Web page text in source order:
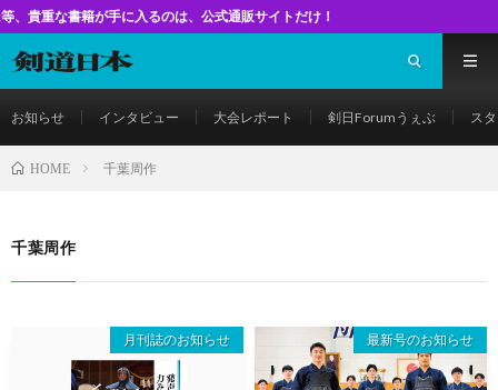
手に入るのは、公式通販サイトだけ！
お知らせ インタビュー 大会レポート 剣日Forumうぇぶ ス
HOME 千葉周作
千葉周作
月刊誌のお知らせ 最新号のお知らせ